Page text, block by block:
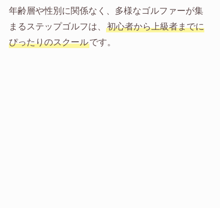
年齢層や性別に関係なく、多様なゴルファーが集
まるステップゴルフは、 初心者から上級者までに
ぴったりのスクールです。